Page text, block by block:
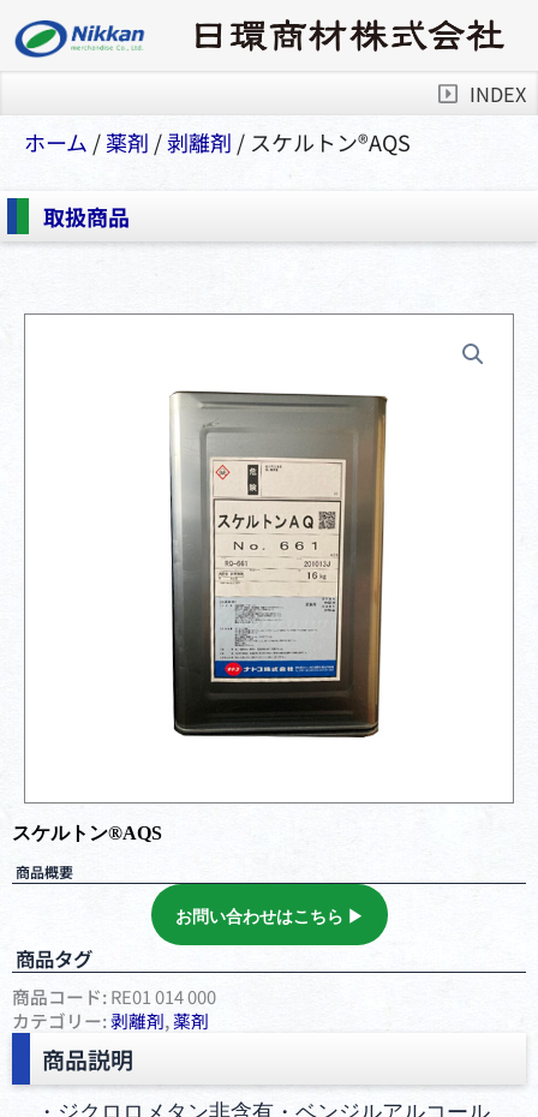
INDEX
ホーム /薬剤 /剥離剤 / スケルトン®️AQS
取扱商品
スケルトン®️AQS
商品概要
お問い合わせはこちら ▶︎
商品タグ
商品コード:RE01 014 000
カテゴリー:剥離剤,薬剤
商品説明
・ジクロロメタン非含有・ベンジルアルコール